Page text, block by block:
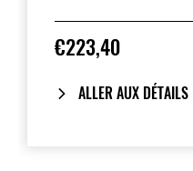
épaisse de
comprend un tapis
€223,40
ALLER AUX DÉTAILS